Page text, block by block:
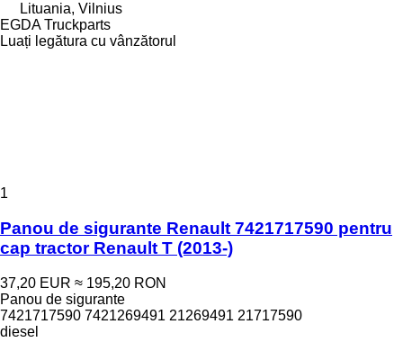
Lituania, Vilnius
EGDA Truckparts
Luați legătura cu vânzătorul
1
Panou de sigurante Renault 7421717590 pentru
cap tractor Renault T (2013-)
37,20 EUR ≈ 195,20 RON
Panou de sigurante
7421717590 7421269491 21269491 21717590
diesel